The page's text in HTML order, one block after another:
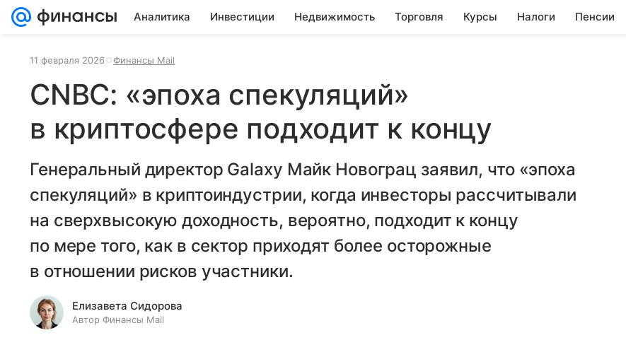
Аналитика Инвестиции Недвижимость Торговля Курсы Налоги Пенсии
11 февраля 2026 Финансы Mail
CNBC: «эпоха спекуляций»
в криптосфере подходит к концу
Генеральный директор Galaxy Майк Новограц заявил, что «эпоха
спекуляций» в криптоиндустрии, когда инвесторы рассчитывали
на сверхвысокую доходность, вероятно, подходит к концу
по мере того, как в сектор приходят более осторожные
в отношении рисков участники.
Елизавета Сидорова
Автор Финансы Mail